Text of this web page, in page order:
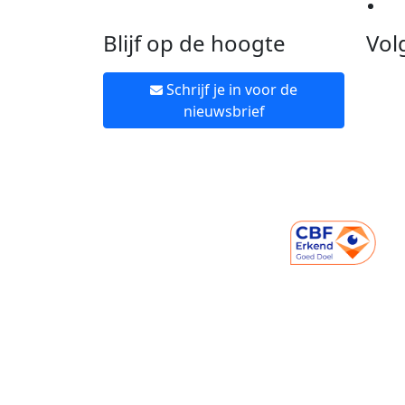
Blijf op de hoogte
Schrijf je in voor de
nieuwsbrief